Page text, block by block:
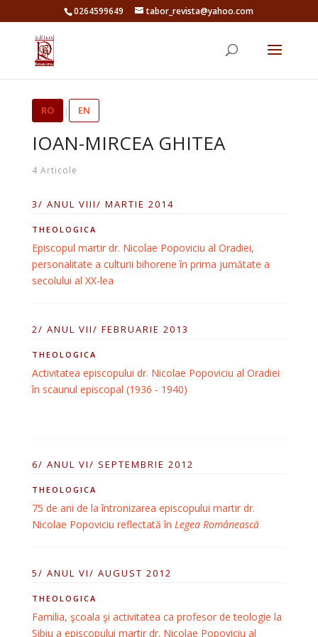
0264599649 tabor_revista@yahoo.com
RO | EN
IOAN-MIRCEA GHITEA
4 Articole
3/ ANUL VIII/ MARTIE 2014
THEOLOGICA
Episcopul martir dr. Nicolae Popoviciu al Oradiei,
personalitate a culturii bihorene în prima jumătate a
secolului al XX-lea
2/ ANUL VII/ FEBRUARIE 2013
THEOLOGICA
Activitatea episcopului dr. Nicolae Popoviciu al Oradiei
în scaunul episcopal (1936 - 1940)
6/ ANUL VI/ SEPTEMBRIE 2012
THEOLOGICA
75 de ani de la întronizarea episcopului martir dr.
Nicolae Popoviciu reflectată în Legea Românească
5/ ANUL VI/ AUGUST 2012
THEOLOGICA
Familia, şcoala şi activitatea ca profesor de teologie la
Sibiu a episcopului martir dr. Nicolae Popoviciu al